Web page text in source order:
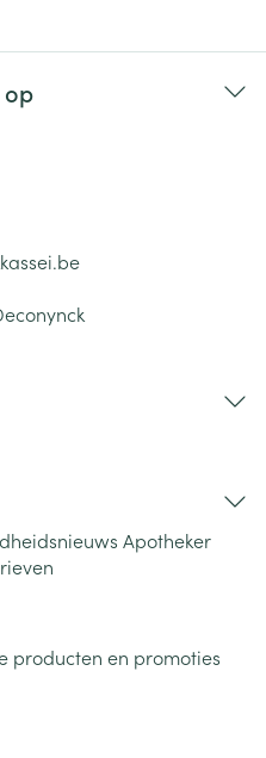
Apotheker
producten en promoties